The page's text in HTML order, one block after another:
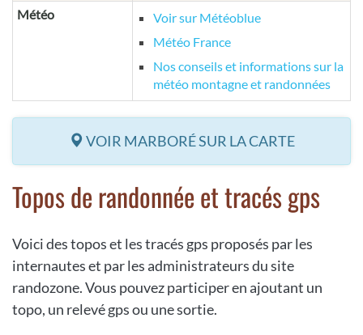
Météo
Voir sur Météoblue
Météo France
Nos conseils et informations sur la
météo montagne et randonnées
VOIR MARBORÉ SUR LA CARTE
Topos de randonnée et tracés gps
Voici des topos et les tracés gps proposés par les
internautes et par les administrateurs du site
randozone. Vous pouvez participer en ajoutant un
topo, un relevé gps ou une sortie.